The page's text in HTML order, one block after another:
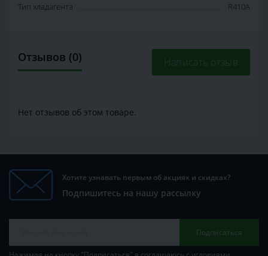
Тип хладагента
R410A
Отзывов (0) Написать отзыв
Нет отзывов об этом товаре.
Хотите узнавать первым об акциях и скидках?
Подпишитесь на нашу рассылку
Подписаться